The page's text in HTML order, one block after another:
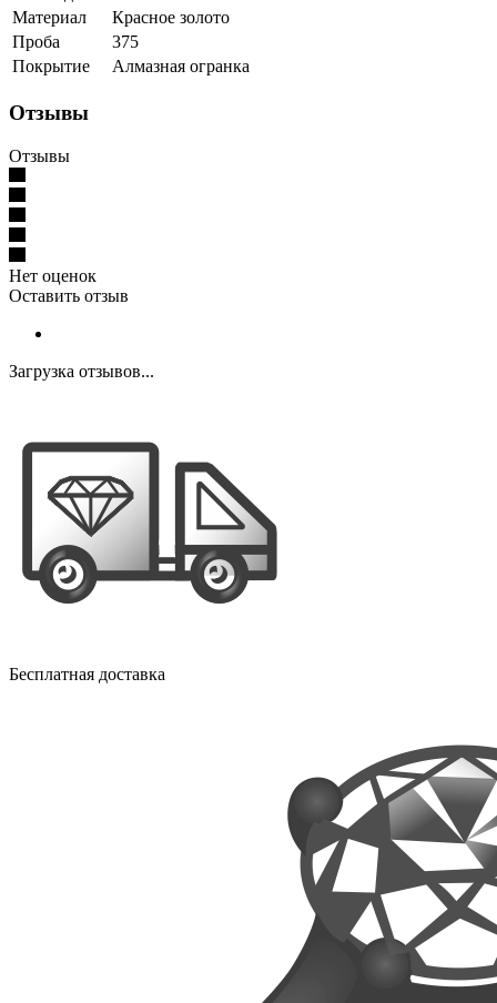
Материал
Красное золото
Проба
375
Покрытие
Алмазная огранка
Отзывы
Отзывы
Нет оценок
Оставить отзыв
Загрузка отзывов...
Бесплатная доставка